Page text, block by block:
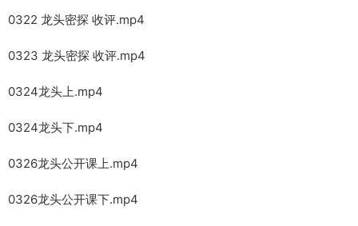
0322 龙头密探 收评.mp4
0323 龙头密探 收评.mp4
0324龙头上.mp4
0324龙头下.mp4
0326龙头公开课上.mp4
0326龙头公开课下.mp4